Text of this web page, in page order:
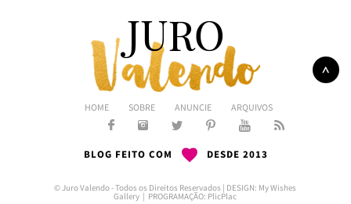
HOME SOBRE ANUNCIE ARQUIVOS
BLOG FEITO COM DESDE 2013
© Juro Valendo - Todos os Direitos Reservados | DESIGN: My Wishes
Gallery | PROGRAMAÇÃO: PlicPlac